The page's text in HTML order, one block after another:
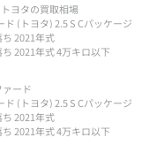
トヨタの買取相場
ド (トヨタ) 2.5 S Cパッケージ
2021年式
2021年式 4万キロ以下
ード
ド (トヨタ) 2.5 S Cパッケージ
2021年式
2021年式 4万キロ以下